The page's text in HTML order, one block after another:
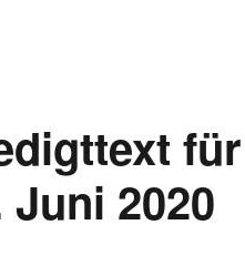
Juni 2020